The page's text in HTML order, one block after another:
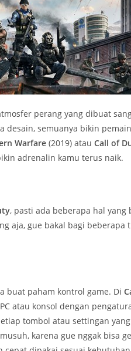
perang yang dibuat
desain, semuanya bikin
Warfare (2019) atau Call of
adrenalin kamu terus naik.
, pasti ada beberapa hal
aja, gue bakal bagi beberapa
buat paham kontrol game. Di
atau konsol dengan
tombol atau settingan
karena gue nggak bisa